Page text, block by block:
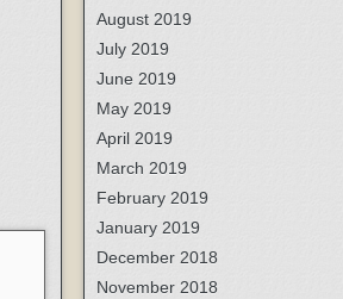
August 2019
July 2019
June 2019
May 2019
April 2019
March 2019
February 2019
January 2019
December 2018
November 2018